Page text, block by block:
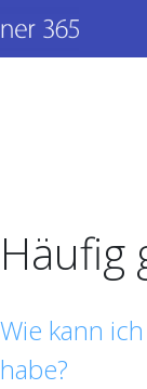
Häufig
Wie kann
habe?